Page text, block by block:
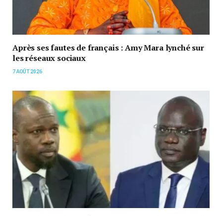
Après ses fautes de français : Amy Mara lynché sur
les réseaux sociaux
7 AOÛT 2026